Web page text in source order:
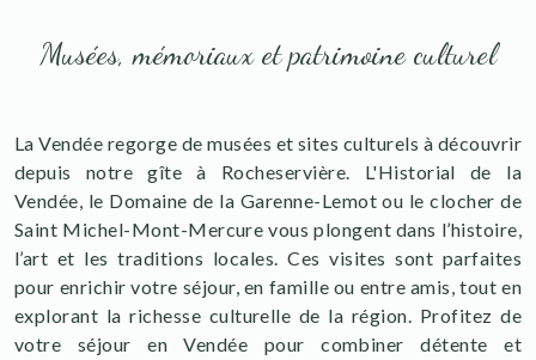
Musées, mémoriaux et patrimoine culturel
La Vendée regorge de musées et sites culturels à découvrir
depuis notre gîte à Rocheservière. L'Historial de la
Vendée, le Domaine de la Garenne-Lemot ou le clocher de
Saint Michel-Mont-Mercure vous plongent dans l’histoire,
l’art et les traditions locales. Ces visites sont parfaites
pour enrichir votre séjour, en famille ou entre amis, tout en
explorant la richesse culturelle de la région. Profitez de
votre séjour en Vendée pour combiner détente et